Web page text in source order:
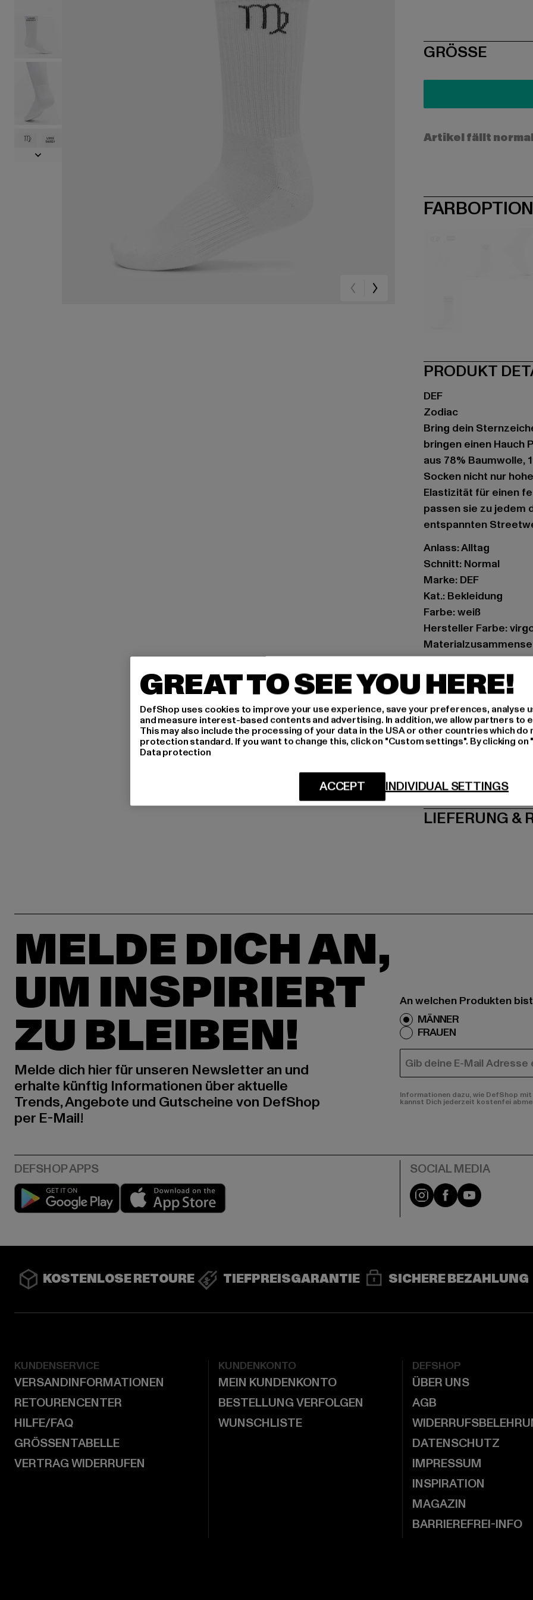
SIZE
GRÖSSE
Artikel fällt
PRODUKT
DEF
Zodiac
Bring dein
bringen einen Hauch
aus 78% Baumwolle,
Socken nicht nur
Elastizität für einen
passen sie zu jedem
entspannten
Anlass: Alltag
Schnitt: Normal
Marke: DEF
Kat.: Bekleidung
Farbe: weiß
Hersteller Farbe:
Elasthan
Art.Nr: DFSX005-03577
Hersteller: TB
Dr.-Robert-Murjahn-
LIEFERUNG &
MELDE DICH AN,
UM INSPIRIERT
ZU BLEIBEN!
Melde dich hier für unseren Newsletter an und
erhalte künftig Informationen über aktuelle
Trends, Angebote und Gutscheine von DefShop
per E-Mail!
An welchen Produkten
MÄNNER
FRAUEN
E-MAIL
Informationen dazu, wie DefShop
kannst Dich jederzeit kostenfei
Play market Instagram
FacebookYouTube
KOSTENLOSE RETOURE TIEFPREISGARANTIE SICHERE BEZAHLUNG
KUNDENSERVICE
VERSANDINFORMATIONEN
RETOURENCENTER
HILFE/FAQ
GRÖSSENTABELLE
VERTRAG WIDERRUFEN
KUNDENKONTO
MEIN KUNDENKONTO
BESTELLUNG VERFOLGEN
WUNSCHLISTE
DEFSHOP
ÜBER UNS
AGB
DATENSCHUTZ
IMPRESSUM
INSPIRATION
MAGAZIN
BARRIEREFREI-INFO
GREAT TO SEE YOU HERE!
DefShop uses cookies to improve your use experience, save your preferences, analyse
and measure interest-based contents and advertising. In addition, we allow partners to
This may also include the processing of your data in the USA or other countries which do
protection standard. If you want to change this, click on "Custom settings". By clicking
Data protection
INDIVIDUAL SETTINGS
ACCEPT